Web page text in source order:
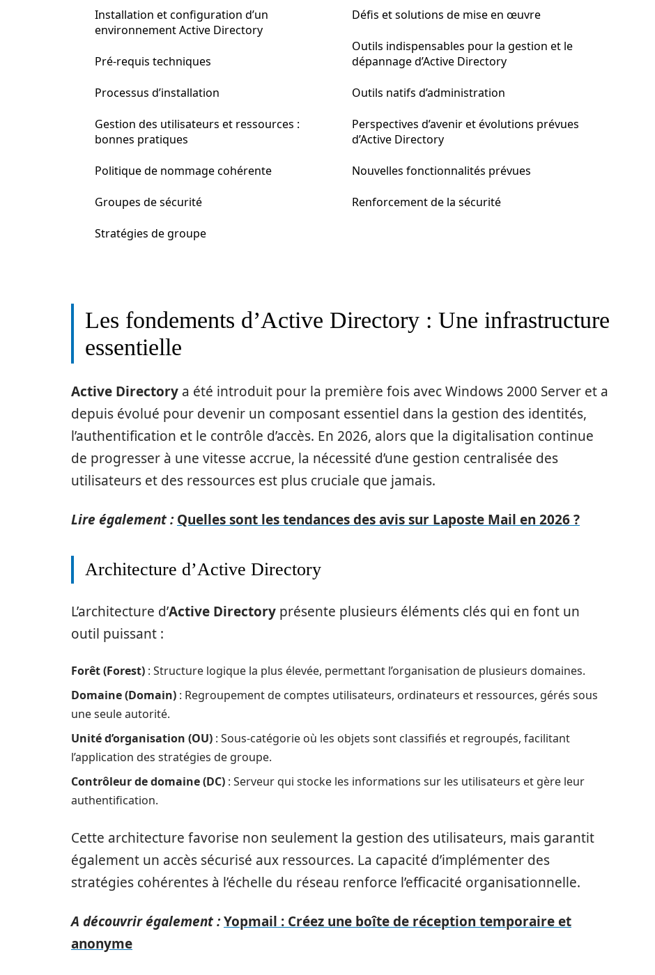
Installation et configuration d’un
environnement Active Directory
Pré-requis techniques
Processus d’installation
Gestion des utilisateurs et ressources :
bonnes pratiques
Politique de nommage cohérente
Groupes de sécurité
Stratégies de groupe
Défis et solutions de mise en œuvre
Outils indispensables pour la gestion et le
dépannage d’Active Directory
Outils natifs d’administration
Perspectives d’avenir et évolutions prévues
d’Active Directory
Nouvelles fonctionnalités prévues
Renforcement de la sécurité
Les fondements d’Active Directory : Une infrastructure
essentielle
Active Directory a été introduit pour la première fois avec Windows 2000 Server et a
depuis évolué pour devenir un composant essentiel dans la gestion des identités,
l’authentification et le contrôle d’accès. En 2026, alors que la digitalisation continue
de progresser à une vitesse accrue, la nécessité d’une gestion centralisée des
utilisateurs et des ressources est plus cruciale que jamais.
Lire également : Quelles sont les tendances des avis sur Laposte Mail en 2026 ?
Architecture d’Active Directory
L’architecture d’Active Directory présente plusieurs éléments clés qui en font un
outil puissant :
Forêt (Forest) : Structure logique la plus élevée, permettant l’organisation de plusieurs domaines.
Domaine (Domain) : Regroupement de comptes utilisateurs, ordinateurs et ressources, gérés sous
une seule autorité.
Unité d’organisation (OU) : Sous-catégorie où les objets sont classifiés et regroupés, facilitant
l’application des stratégies de groupe.
Contrôleur de domaine (DC) : Serveur qui stocke les informations sur les utilisateurs et gère leur
authentification.
Cette architecture favorise non seulement la gestion des utilisateurs, mais garantit
également un accès sécurisé aux ressources. La capacité d’implémenter des
stratégies cohérentes à l’échelle du réseau renforce l’efficacité organisationnelle.
A découvrir également :Yopmail : Créez une boîte de réception temporaire et
anonyme